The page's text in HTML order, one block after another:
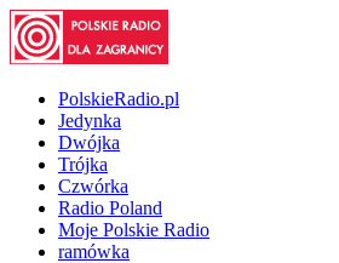
PolskieRadio.pl
Jedynka
Dwójka
Trójka
Czwórka
Radio Poland
Moje Polskie Radio
ramówka